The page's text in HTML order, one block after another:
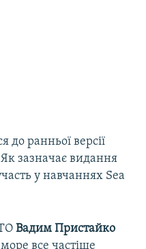
до ранньої версії
зазначає видання
у навчаннях Sea
Вадим Пристайко
все частіше